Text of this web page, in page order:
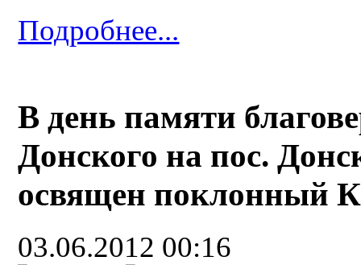
Подробнее...
В день памяти
Донского на пос.
освящен поклонный
03.06.2012 00:16